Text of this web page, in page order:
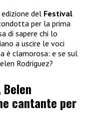
edizione del Festival
per la prima
di sapere chi lo
a uscire le voci
è clamorosa: e se sul
Rodriguez?
cantante per